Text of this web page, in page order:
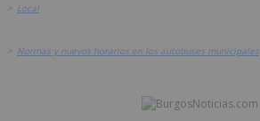
> Local
> Normas y nuevos horarios en los autobuses municipales